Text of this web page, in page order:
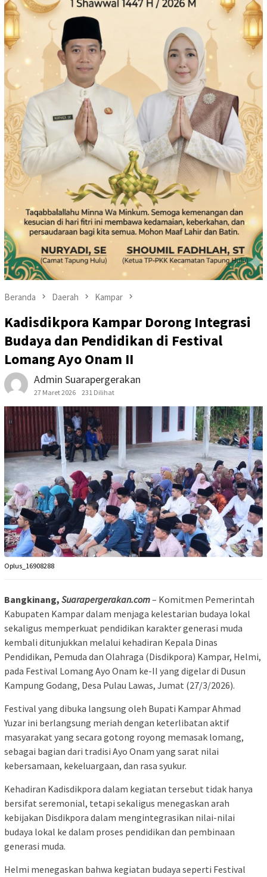
Beranda Daerah Kampar
Kadisdikpora Kampar Dorong Integrasi
Budaya dan Pendidikan di Festival
Lomang Ayo Onam II
Admin Suarapergerakan
27 Maret 2026 231 Dilihat
Oplus_16908288
Bangkinang, Suarapergerakan.com– Komitmen Pemerintah
Kabupaten Kampar dalam menjaga kelestarian budaya lokal
sekaligus memperkuat pendidikan karakter generasi muda
kembali ditunjukkan melalui kehadiran Kepala Dinas
Pendidikan, Pemuda dan Olahraga (Disdikpora) Kampar, Helmi,
pada Festival Lomang Ayo Onam ke-II yang digelar di Dusun
Kampung Godang, Desa Pulau Lawas, Jumat (27/3/2026).
Festival yang dibuka langsung oleh Bupati Kampar Ahmad
Yuzar ini berlangsung meriah dengan keterlibatan aktif
masyarakat yang secara gotong royong memasak lomang,
sebagai bagian dari tradisi Ayo Onam yang sarat nilai
kebersamaan, kekeluargaan, dan rasa syukur.
Kehadiran Kadisdikpora dalam kegiatan tersebut tidak hanya
bersifat seremonial, tetapi sekaligus menegaskan arah
kebijakan Disdikpora dalam mengintegrasikan nilai-nilai
budaya lokal ke dalam proses pendidikan dan pembinaan
generasi muda.
Helmi menegaskan bahwa kegiatan budaya seperti Festival